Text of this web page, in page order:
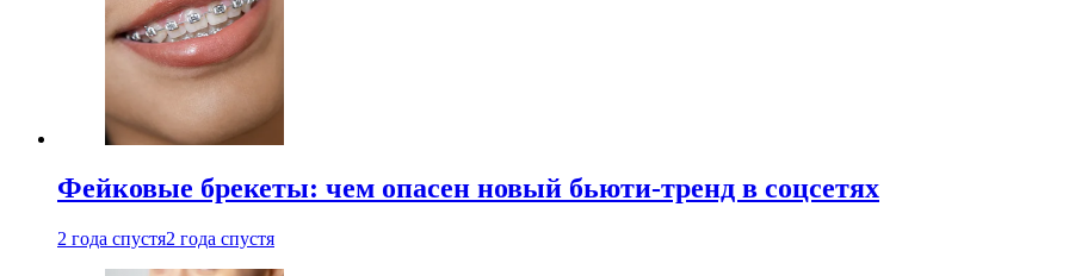
Фейковые брекеты: чем опасен новый бьюти-тренд в соцсетях
2 года спустя2 года спустя